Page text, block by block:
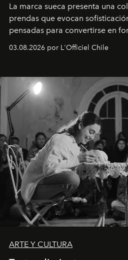
La marca sueca presenta una
prendas que evocan
pensadas para convertirse en
Disponible en Chile desde el 6
03.08.2026 por L'Officiel Chile
ARTE Y CULTURA